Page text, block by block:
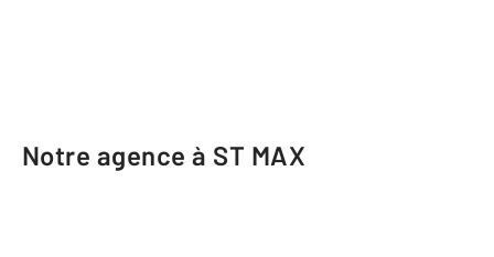
Notre agence à ST MAX